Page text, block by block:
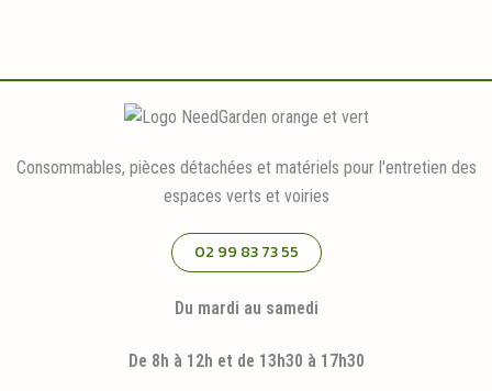
Consommables, pièces détachées et matériels pour l'entretien des
espaces verts et voiries
02 99 83 73 55
Du mardi au samedi
De 8h à 12h et de 13h30 à 17h30